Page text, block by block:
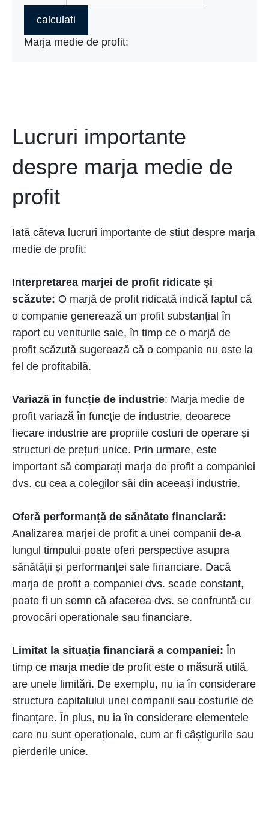
calculati
Marja medie de profit:
Lucruri importante
despre marja medie de
profit
Iată câteva lucruri importante de știut despre marja
medie de profit:
Interpretarea marjei de profit ridicate și
scăzute: O marjă de profit ridicată indică faptul că
o companie generează un profit substanțial în
raport cu veniturile sale, în timp ce o marjă de
profit scăzută sugerează că o companie nu este la
fel de profitabilă.
Variază în funcție de industrie: Marja medie de
profit variază în funcție de industrie, deoarece
fiecare industrie are propriile costuri de operare și
structuri de prețuri unice. Prin urmare, este
important să comparați marja de profit a companiei
dvs. cu cea a colegilor săi din aceeași industrie.
Oferă performanță de sănătate financiară:
Analizarea marjei de profit a unei companii de-a
lungul timpului poate oferi perspective asupra
sănătății și performanței sale financiare. Dacă
marja de profit a companiei dvs. scade constant,
poate fi un semn că afacerea dvs. se confruntă cu
provocări operaționale sau financiare.
Limitat la situația financiară a companiei: În
timp ce marja medie de profit este o măsură utilă,
are unele limitări. De exemplu, nu ia în considerare
structura capitalului unei companii sau costurile de
finanțare. În plus, nu ia în considerare elementele
care nu sunt operaționale, cum ar fi câștigurile sau
pierderile unice.